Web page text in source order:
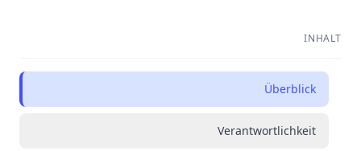
INHALT
Überblick
Verantwortlichkeit